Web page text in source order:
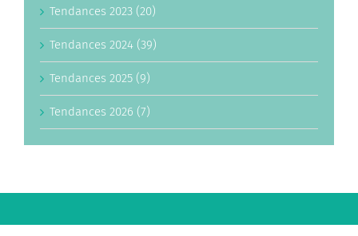
Tendances 2023 (20)
Tendances 2024 (39)
Tendances 2025 (9)
Tendances 2026 (7)